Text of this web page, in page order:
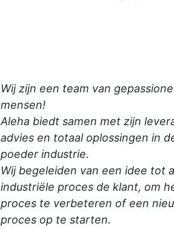
Wij zijn een team van
mensen!
Aleha biedt samen met zijn
advies en totaal oplossingen in
poeder industrie.
Wij begeleiden van een idee tot
industriële proces de klant, om
proces te verbeteren of een
proces op te starten.